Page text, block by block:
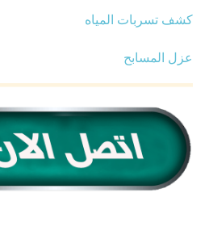
كشف تسربات المياه
عزل المسابح